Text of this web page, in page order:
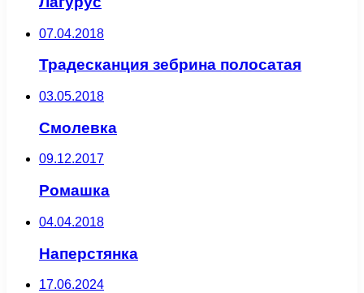
07.04.2018
Традесканция зебрина полосатая
03.05.2018
Смолевка
09.12.2017
Ромашка
04.04.2018
Наперстянка
17.06.2024